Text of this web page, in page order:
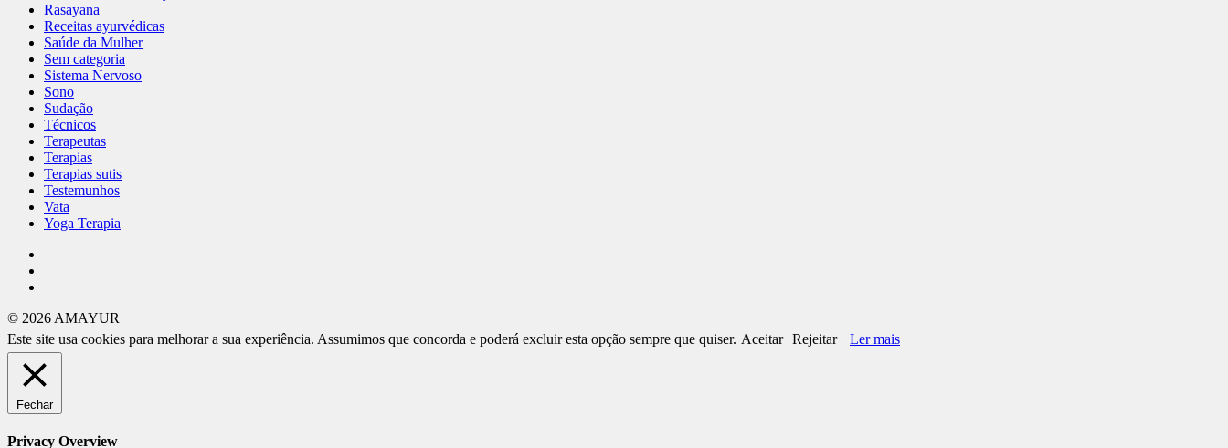
Rasayana
Receitas ayurvédicas
Saúde da Mulher
Sem categoria
Sistema Nervoso
Sono
Sudação
Técnicos
Terapeutas
Terapias
Terapias sutis
Testemunhos
Vata
Yoga Terapia
© 2026 AMAYUR
Este site usa cookies para melhorar a sua experiência. Assumimos que concorda e poderá excluir esta opção sempre que quiser. Aceitar Rejeitar Ler mais
Fechar
Privacy Overview